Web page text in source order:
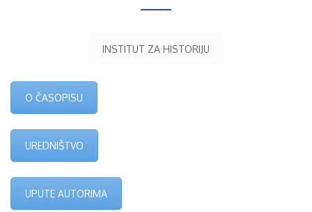
INSTITUT ZA HISTORIJU
O ČASOPISU
UREDNIŠTVO
UPUTE AUTORIMA